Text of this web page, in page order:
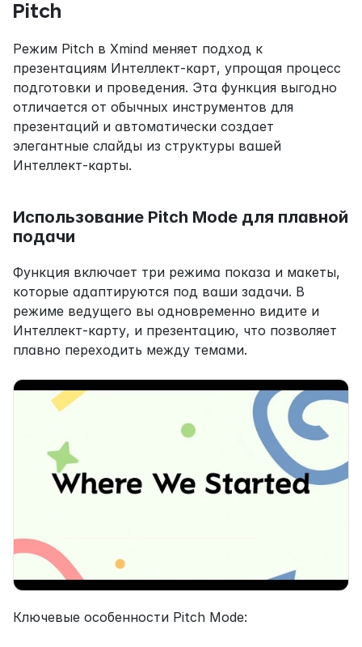
Pitch
Режим Pitch в Xmind меняет подход к
презентациям Интеллект-карт, упрощая процесс
подготовки и проведения. Эта функция выгодно
отличается от обычных инструментов для
презентаций и автоматически создает
элегантные слайды из структуры вашей
Интеллект-карты.
Использование Pitch Mode для плавной
подачи
Функция включает три режима показа и макеты,
которые адаптируются под ваши задачи. В
режиме ведущего вы одновременно видите и
Интеллект-карту, и презентацию, что позволяет
плавно переходить между темами.
Ключевые особенности Pitch Mode: